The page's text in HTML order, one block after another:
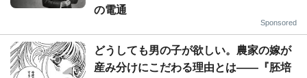
の電通
Sponsored
どうしても男の子が欲しい。農家の嫁が
産み分けにこだわる理由とは――『胚培